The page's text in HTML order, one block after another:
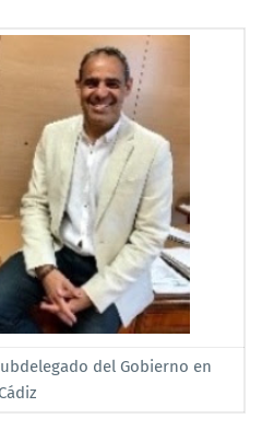
del Gobierno en
Cádiz